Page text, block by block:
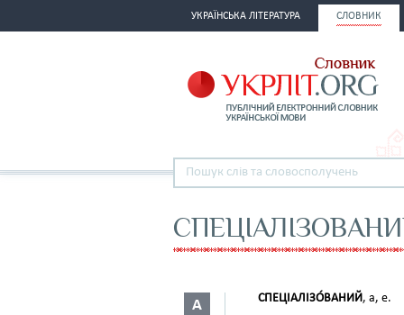
УКРАЇНСЬКА ЛІТЕРАТУРА СЛОВНИК
А СПЕЦІАЛІЗО́ВАНИЙ, а, е.